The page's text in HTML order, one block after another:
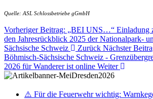
Quelle: ASL Schlossbetriebe gGmbH
Vorheriger Beitrag: „BEI UNS…“ Einladung
den Jahresrückblick 2025 der Nationalpark-
Sächsische Schweiz
Zurück Nächster
Böhmisch-Sächsische Schweiz -
2026 für Wanderer ist online Weiter
⚠️ Für die Feuerwehr wichtig: